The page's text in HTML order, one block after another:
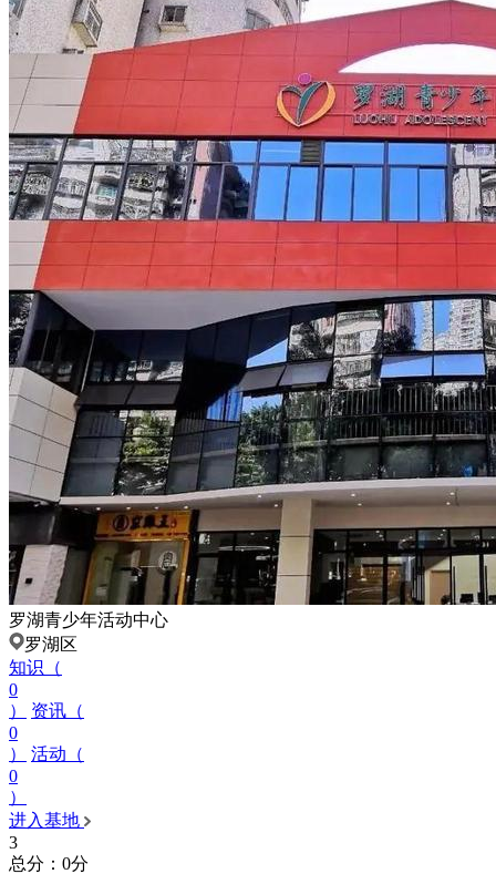
罗湖青少年活动中心
罗湖区
知识（
0
）
资讯（
0
）
活动（
0
）
进入基地
3
总分：0分